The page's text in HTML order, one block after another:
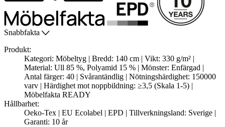
Snabbfakta
Produkt:
Kategori: Möbeltyg | Bredd: 140 cm | Vikt: 330 g/m² |
Material: Ull 85 %, Polyamid 15 % | Mönster: Enfärgad |
Antal färger: 40 | Svårantändlig | Nötningshärdighet: 150000
varv | Härdighet mot noppbildning: ≥3,5 (Skala 1-5) |
Möbelfakta READY
Hållbarhet:
Oeko-Tex | EU Ecolabel | EPD | Tillverkningsland: Sverige |
Garanti: 10 år